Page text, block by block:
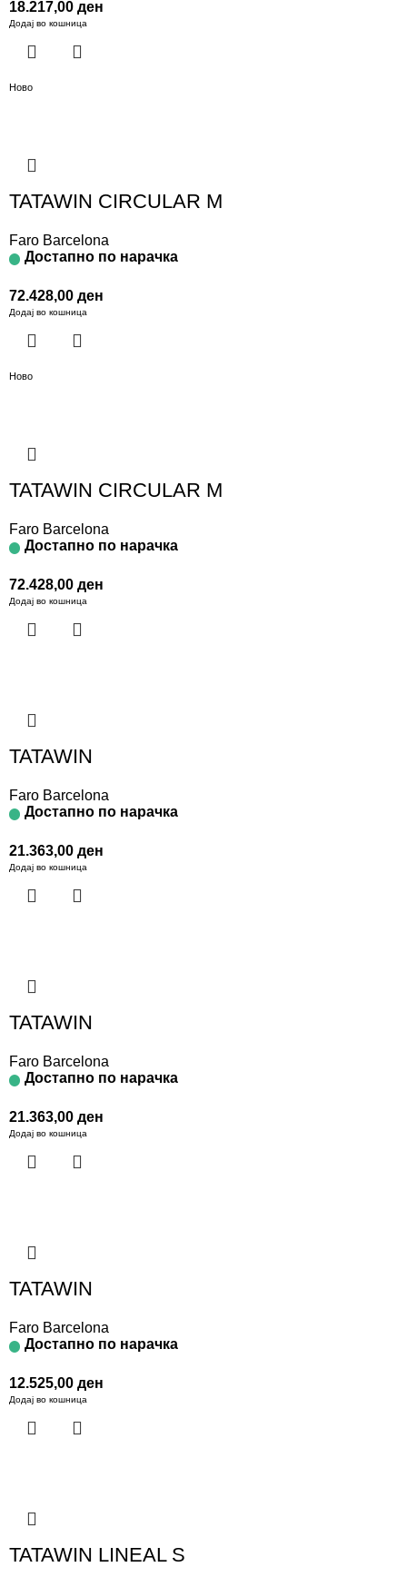
18.217,00 ден
Додај во кошница
Ново
TATAWIN CIRCULAR M
Faro Barcelona
Достапно по нарачка
72.428,00 ден
Додај во кошница
Ново
TATAWIN CIRCULAR M
Faro Barcelona
Достапно по нарачка
72.428,00 ден
Додај во кошница
TATAWIN
Faro Barcelona
Достапно по нарачка
21.363,00 ден
Додај во кошница
TATAWIN
Faro Barcelona
Достапно по нарачка
21.363,00 ден
Додај во кошница
TATAWIN
Faro Barcelona
Достапно по нарачка
12.525,00 ден
Додај во кошница
TATAWIN LINEAL S